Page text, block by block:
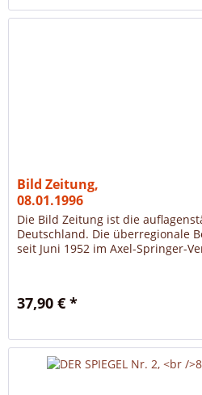
Bild Zeitung,
08.01.1996
Die Bild Zeitung ist die
Deutschland. Die überregionale
seit Juni 1952 im Axel-Springer-
37,90 € *